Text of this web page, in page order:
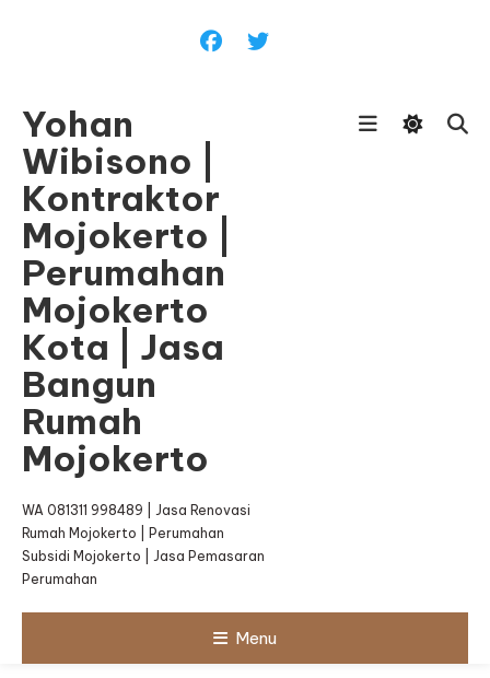
Yohan
Wibisono |
Kontraktor
Mojokerto |
Perumahan
Mojokerto
Kota | Jasa
Bangun
Rumah
Mojokerto
WA 081311 998489 | Jasa Renovasi
Rumah Mojokerto | Perumahan
Subsidi Mojokerto | Jasa Pemasaran
Perumahan
Menu